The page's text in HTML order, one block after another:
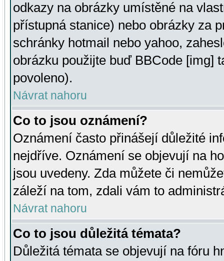
odkazy na obrázky umístěné na
přístupná stanice) nebo obrázky za
schránky hotmail nebo yahoo,
obrázku použijte buď BBCode [img]
povoleno).
Návrat nahoru
Co to jsou oznámení?
Oznámení často přinášejí důležité
nejdříve. Oznámení se objevují na
jsou uvedeny. Zda můžete či
záleží na tom, zdali vám to
Návrat nahoru
Co to jsou důležitá témata?
Důležitá témata se objevují na fóru